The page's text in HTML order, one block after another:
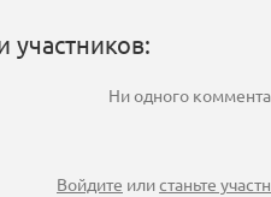
Ни одного
Войдите илистаньте